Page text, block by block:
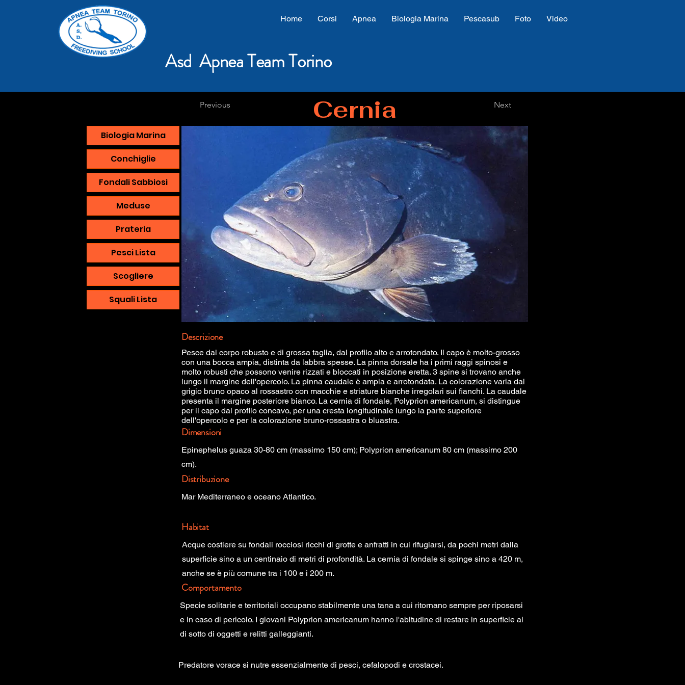
Home Corsi Apnea Biologia Marina Pescasub Foto Video
Asd Apnea Team Torino
Biologia Marina
Conchiglie
Fondali Sabbiosi
Meduse
Prateria
Pesci Lista
Scogliere
Squali Lista
Cernia Next
Previous
Descrizione
Pesce dal corpo robusto e di grossa taglia, dal profilo alto e arrotondato. Il capo è molto-grosso
con una bocca ampia, distinta da labbra spesse. La pinna dorsale ha i primi raggi spinosi e
molto robusti che possono venire rizzati e bloccati in posizione eretta. 3 spine si trovano anche
lungo il margine dell'opercolo. La pinna caudale è ampia e arrotondata. La colorazione varia dal
grigio bruno opaco al rossastro con macchie e striature bianche irregolari sui fianchi. La caudale
presenta il margine posteriore bianco. La cernia di fondale, Polyprion americanum, si distingue
per il capo dal profilo concavo, per una cresta longitudinale lungo la parte superiore
dell'opercolo e per la colorazione bruno-rossastra o bluastra.
Dimensioni
Epinephelus guaza 30-80 cm (massimo 150 cm); Polyprion americanum 80 cm (massimo 200
cm).
Distribuzione
Mar Mediterraneo e oceano Atlantico.
Habitat
Acque costiere su fondali rocciosi ricchi di grotte e anfratti in cui rifugiarsi, da pochi metri dalla
superficie sino a un centinaio di metri di profondità. La cernia di fondale si spinge sino a 420 m,
anche se è più comune tra i 100 e i 200 m.
Comportamento
Specie solitarie e territoriali occupano stabilmente una tana a cui ritornano sempre per riposarsi
e in caso di pericolo. I giovani Polyprion americanum hanno l'abitudine di restare in superficie al
di sotto di oggetti e relitti galleggianti.
Predatore vorace si nutre essenzialmente di pesci, cefalopodi e crostacei.